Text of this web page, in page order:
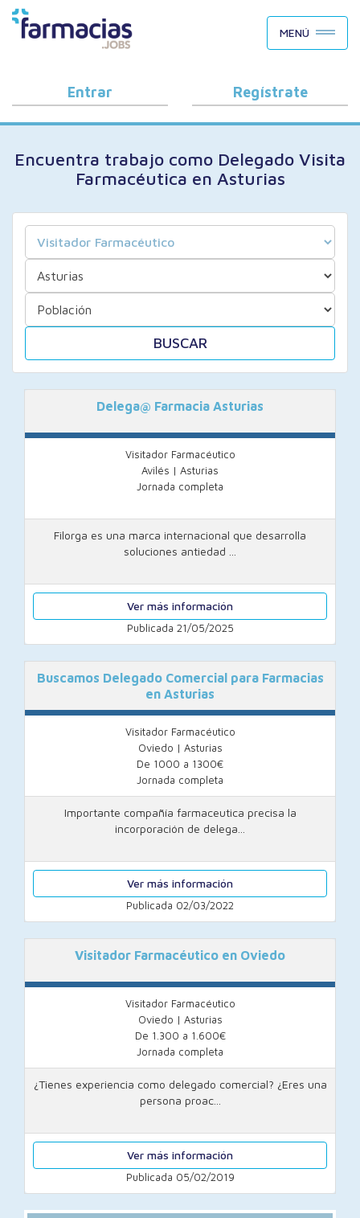
BUSCAR CANDIDATOS
OFERTAS DE EMPLEO
COMO FUNCIONA
PORQUÉ FARMACIAS.JOBS
BLOG
MENÚ
Entrar Regístrate
Encuentra trabajo como Delegado Visita
Farmacéutica en Asturias
BUSCAR
Delega@ Farmacia Asturias
Visitador Farmacéutico
Avilés | Asturias
Jornada completa
Filorga es una marca internacional que desarrolla
soluciones antiedad ...
Ver más información
Publicada 21/05/2025
Buscamos Delegado Comercial para Farmacias
en Asturias
Visitador Farmacéutico
Oviedo | Asturias
De 1000 a 1300€
Jornada completa
Importante compañía farmaceutica precisa la
incorporación de delega...
Ver más información
Publicada 02/03/2022
Visitador Farmacéutico en Oviedo
Visitador Farmacéutico
Oviedo | Asturias
De 1.300 a 1.600€
Jornada completa
¿Tienes experiencia como delegado comercial? ¿Eres una
persona proac...
Ver más información
Publicada 05/02/2019